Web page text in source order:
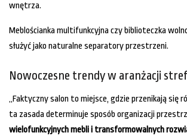
wnętrza.
Meblościanka multifunkcyjna czy biblioteczka
służyć jako naturalne separatory przestrzeni.
Nowoczesne trendy w aranżacji
„Faktyczny salon to miejsce, gdzie przenikają się
ta zasada determinuje sposób organizacji
wielofunkcyjnych mebli i transformowalnych